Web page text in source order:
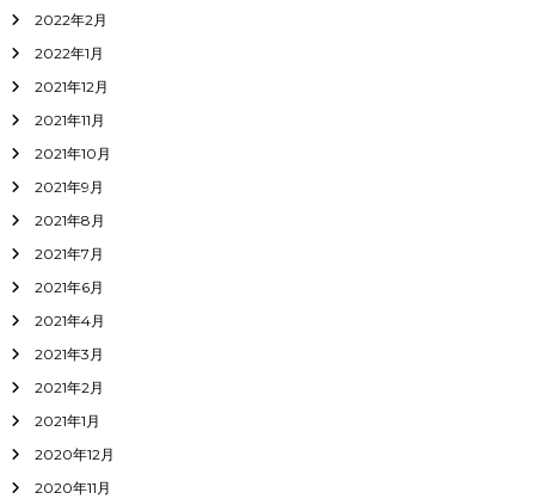
2022年2月
2022年1月
2021年12月
2021年11月
2021年10月
2021年9月
2021年8月
2021年7月
2021年6月
2021年4月
2021年3月
2021年2月
2021年1月
2020年12月
2020年11月